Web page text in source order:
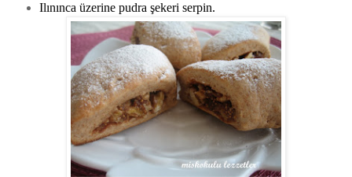
Ilınınca üzerine pudra şekeri serpin.